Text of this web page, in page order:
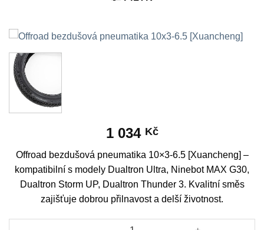
1 034 Kč
Offroad bezdušová pneumatika 10×3-6.5 [Xuancheng] –
kompatibilní s modely Dualtron Ultra, Ninebot MAX G30,
Dualtron Storm UP, Dualtron Thunder 3. Kvalitní směs
zajišťuje dobrou přilnavost a delší životnost.
Offroad bezdušová pneumatika 10x3-6.5 [Xuancheng] množství